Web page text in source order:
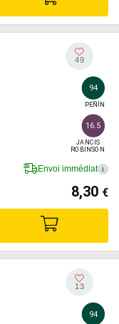
49
94
PEÑÍN
16.5
JANCIS
ROBINSON
Envoi immédiat i
8,30 €
13
94